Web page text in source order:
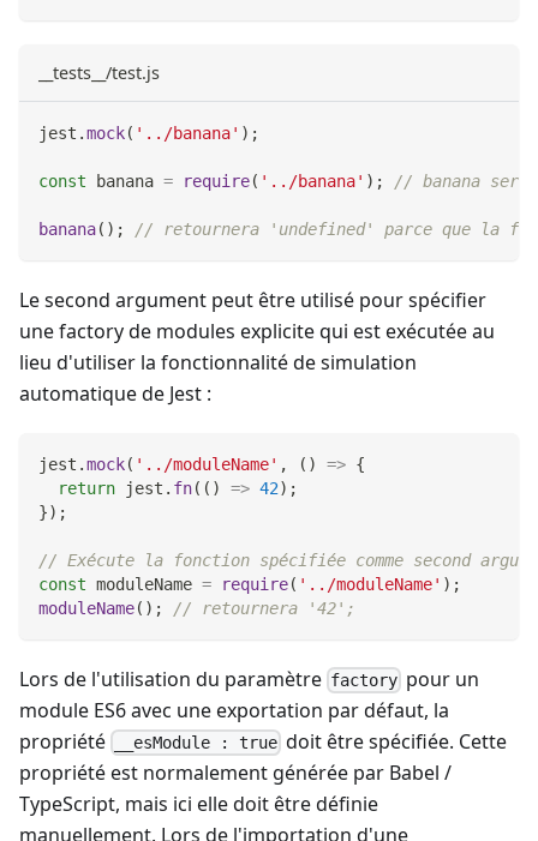
__tests__/test.js
jest .mock( '../banana' ) ;
const banana = require( '../banana' ) ; // banana
banana( ) ; // retournera 'undefined' parce que la
Le second argument peut être utilisé pour spécifier
une factory de modules explicite qui est exécutée au
lieu d'utiliser la fonctionnalité de simulation
automatique de Jest :
jest .mock( '../moduleName' , ( ) => {
return jest . fn( ( ) => 42) ;
}) ;
// Exécute la fonction spécifiée comme second
const moduleName = require( '../moduleName' ) ;
moduleName( ) ; // retournera '42';
Lors de l'utilisation du paramètre factory pour un
module ES6 avec une exportation par défaut, la
propriété
__esModule : true doit être spécifiée. Cette
propriété est normalement générée par Babel /
TypeScript, mais ici elle doit être définie
manuellement. Lors de l'importation d'une